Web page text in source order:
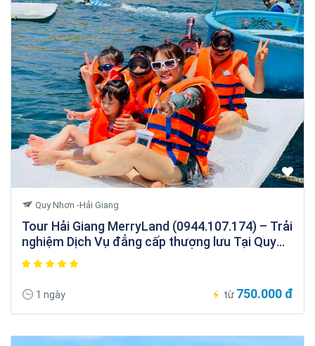
Quy Nhơn -Hải Giang
Tour Hải Giang MerryLand (0944.107.174) – Trải
nghiệm Dịch Vụ đẳng cấp thượng lưu Tại Quy
Nhơn
1 ngày từ 750.000 đ